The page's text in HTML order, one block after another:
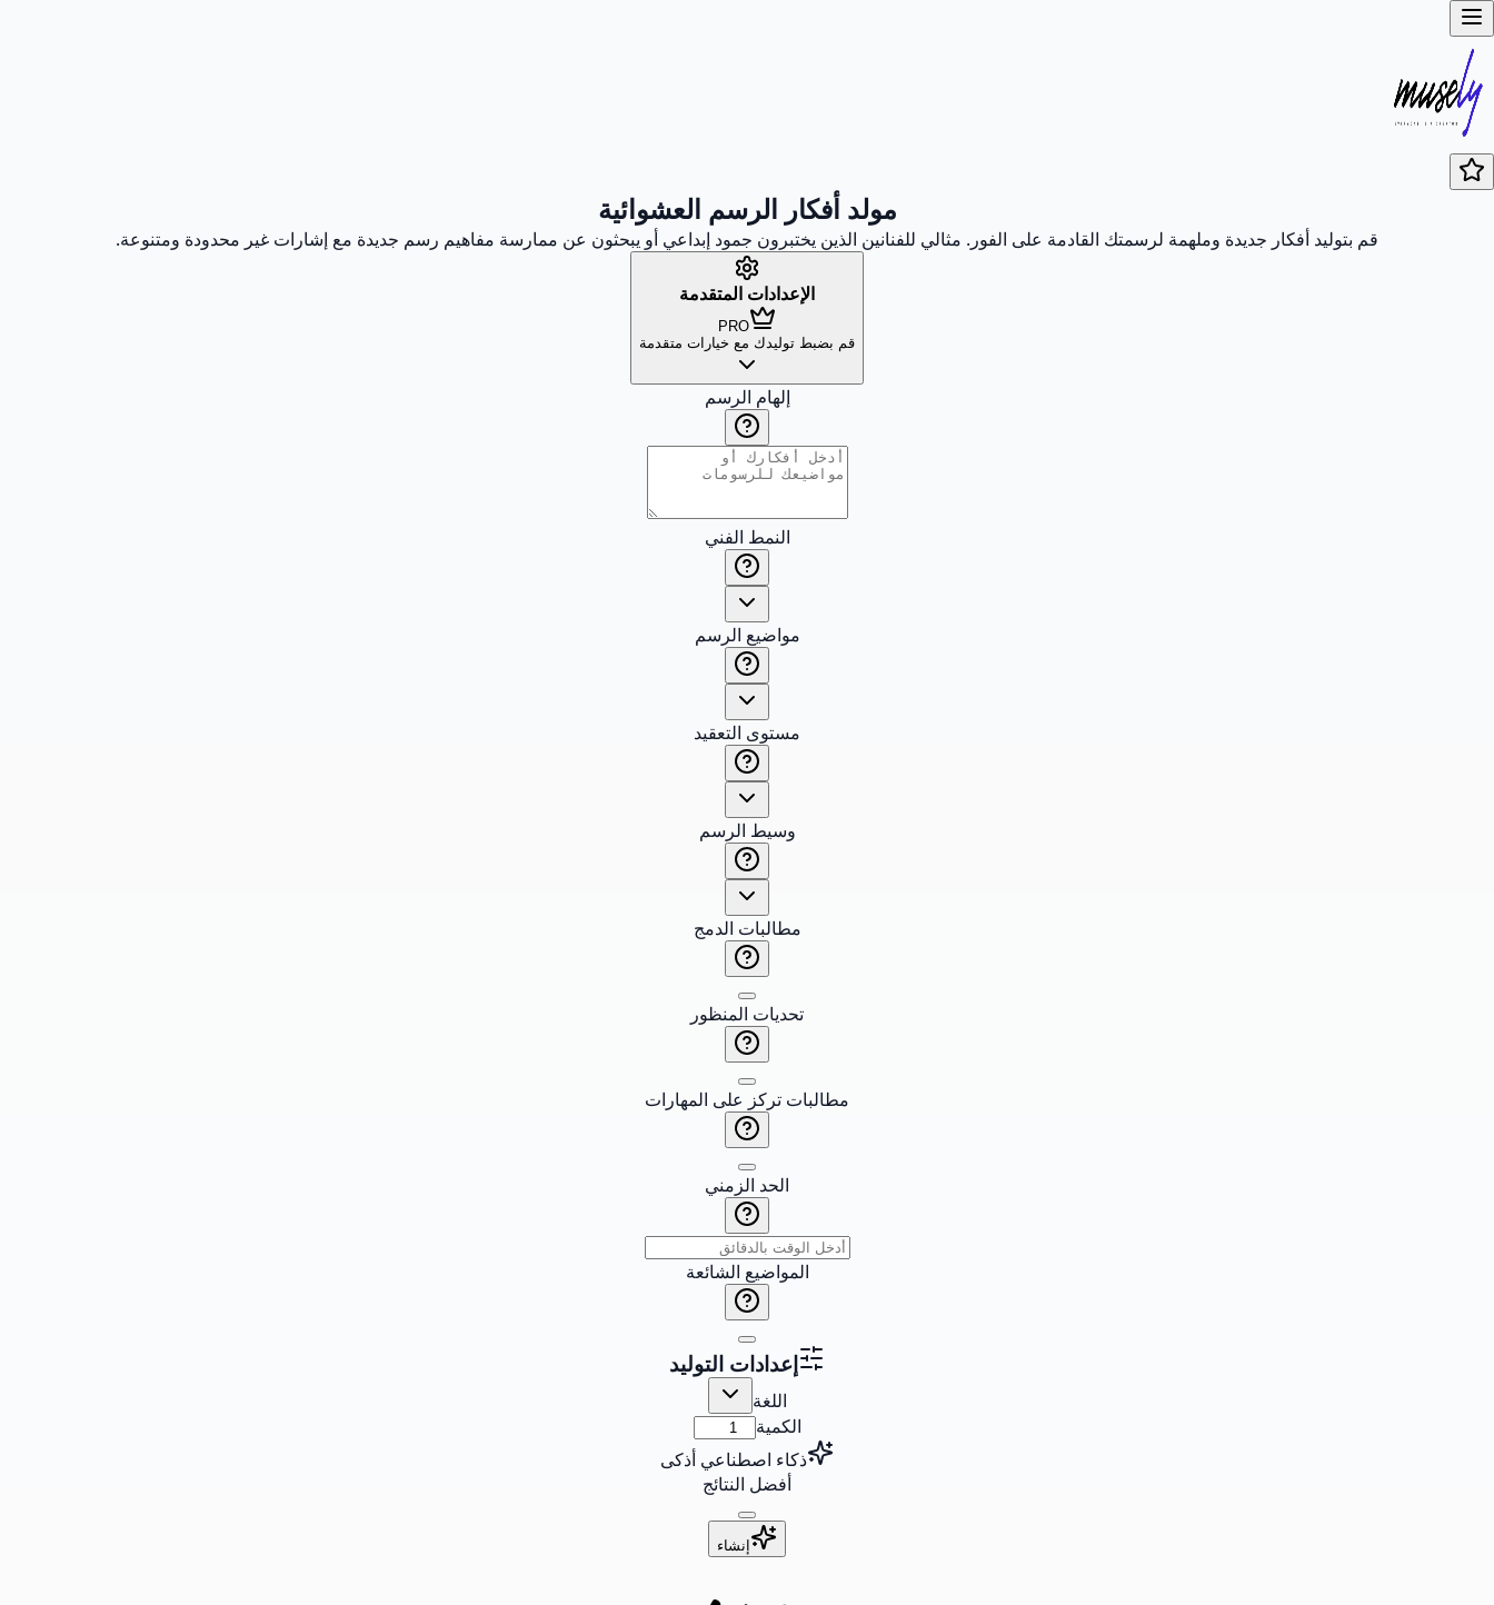
مولد أفكار الرسم العشوائية
قم بتوليد أفكار جديدة وملهمة لرسمتك القادمة على الفور. مثالي للفنانين الذين يختبرون جمود إبداعي أو يبحثون عن ممارسة مفاهيم رسم جديدة مع إشارات غير محدودة ومتنوعة.
الإعدادات المتقدمة
PRO
قم بضبط توليدك مع خيارات متقدمة
إلهام الرسم
النمط الفني
مواضيع الرسم
مستوى التعقيد
وسيط الرسم
مطالبات الدمج
تحديات المنظور
مطالبات تركز على المهارات
الحد الزمني
المواضيع الشائعة
إعدادات التوليد
اللغة
الكمية
ذكاء اصطناعي أذكى
أفضل النتائج
إنشاء